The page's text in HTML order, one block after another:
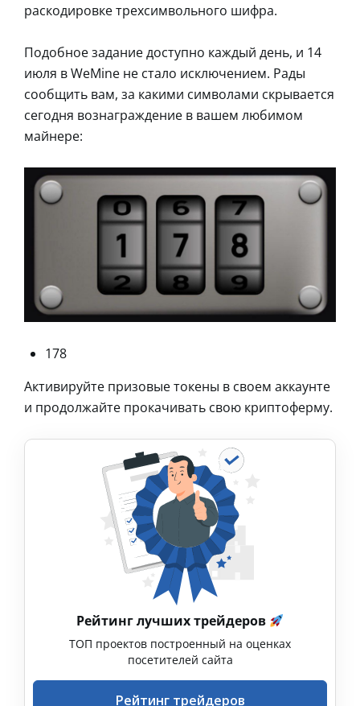
раскодировке трехсимвольного шифра.
Подобное задание доступно каждый день, и 14
июля в WeMine не стало исключением. Рады
сообщить вам, за какими символами скрывается
сегодня вознаграждение в вашем любимом
майнере:
178
Активируйте призовые токены в своем аккаунте
и продолжайте прокачивать свою криптоферму.
Рейтинг лучших трейдеров
ТОП проектов построенный на оценках
посетителей сайта
Рейтинг трейдеров